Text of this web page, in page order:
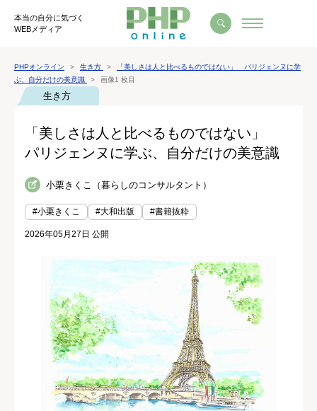
本当の自分に気づく
WEBメディア
PHPオンライン 生き方
「美しさは人と比べるものではない」 パリジェンヌに学
ぶ、自分だけの美意識
画像1 枚目
生き方
「美しさは人と比べるものではない」
パリジェンヌに学ぶ、自分だけの美意識
小栗きくこ（暮らしのコンサルタント）
#小栗きくこ #大和出版 #書籍抜粋
2026年05月27日 公開